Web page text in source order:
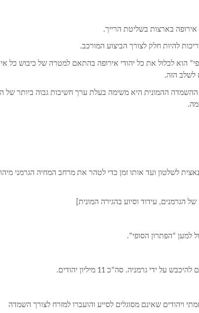
אירופה בארצות בשליטת הרייך.
להיות חלק לצורך הביצוע המורכב.
הוא לכלול את כל יהודי אירופה בהתאם למטרה של כיבוש כל
לשלב הזה.
ההשמדה ההמונית היא משימה בעלת ערך חשיבות גבוה ביותר של
לשלטון ועד אותו זמן כדי לטהר את מרחב המחיה הגרמני
הגרמנים, עידוד וסיוע בהגירה המונית]
למען “הפתרון הסופי”.
גרמניה. סה”כ 11 מיליון יהודים.
ויהודים שאינם מסוגלים לסייע והועברו למזרח לצורך השמדה